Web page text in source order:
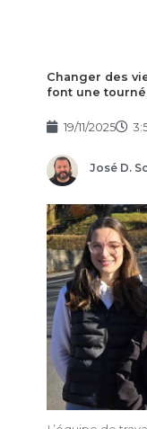
Changer des
font une
19/11/2025
José D.